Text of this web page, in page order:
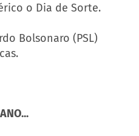
o Dia de Sorte.
Bolsonaro (PSL)